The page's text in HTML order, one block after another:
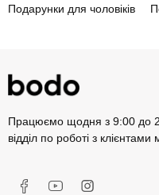
Подарунки для чоловіків
Працюємо щодня з 9:00 до
відділ по роботі з